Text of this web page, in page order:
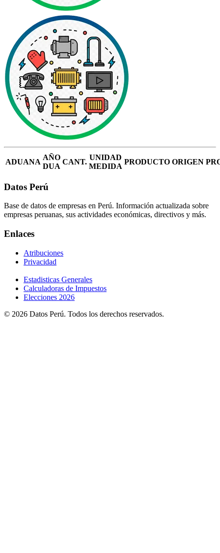
ADUANA
AÑO
DUA
CANT.
UNIDAD
MEDIDA
PRODUCTO ORIGEN
Datos Perú
Base de datos de empresas en Perú. Información actualizada sobre
empresas peruanas, sus actividades económicas, directivos y más.
Enlaces
Atribuciones
Privacidad
Estadisticas Generales
Calculadoras de Impuestos
Elecciones 2026
© 2026 Datos Perú. Todos los derechos reservados.